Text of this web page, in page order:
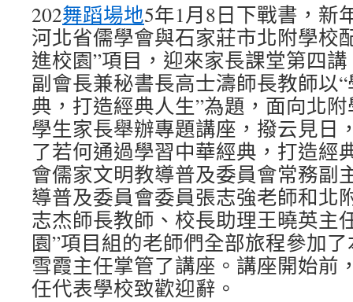
202舞蹈場地5年1月8日下戰書，新
河北省儒學會與石家莊市北附學校
進校園”項目，迎來家長課堂第四
副會長兼秘書長高士濤師長教師以
典，打造經典人生”為題，面向北
學生家長舉辦專題講座，撥云見日
了若何通過學習中華經典，打造經
會儒家文明教導普及委員會常務副
導普及委員會委員張志強老師和北
志杰師長教師、校長助理王曉英主
園”項目組的老師們全部旅程參加
雪霞主任掌管了講座。講座開始前
任代表學校致歡迎辭。